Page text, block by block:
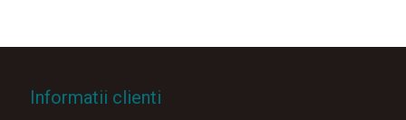
Informatii clienti